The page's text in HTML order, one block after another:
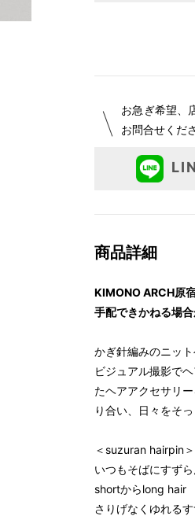
お急ぎ希望、
お問合せくだ
商品詳細
KIMONO ARCH原
手配できかねる場合
かぎ針編みのニット
ビジュアル撮影で
たヘアアクセサリ
り合い、日々をそ
＜suzuran hairpin＞
いつもそばにすず
shortからlong hair
さりげなくゆれる